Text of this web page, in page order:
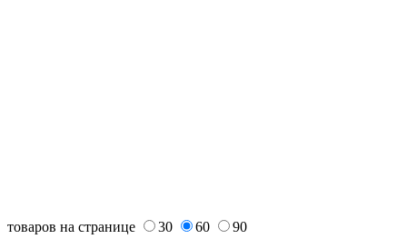
товаров на странице 30 60 90